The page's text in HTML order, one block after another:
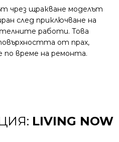
чрез щракване моделът
след приключване на
работи. Това
от прах,
по време на ремонта.
LIVING NOW